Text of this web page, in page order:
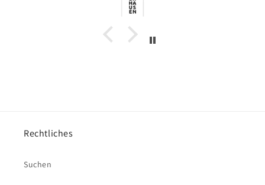
Rechtliches
Suchen